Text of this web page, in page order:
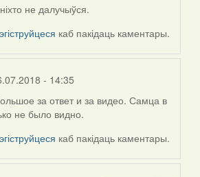
не далучыўся.
каб пакідаць каментары.
- 14:35
за ответ и за видео. Самца в
не было видно.
каб пакідаць каментары.